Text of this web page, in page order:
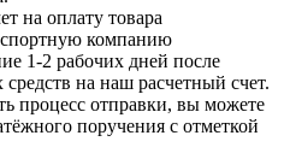
на оплату товара
компанию
1-2 рабочих дней после
на наш расчетный счет.
процесс отправки, вы можете
поручения с отметкой